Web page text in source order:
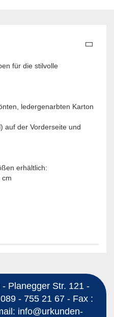
für die stilvolle
ledergenarbten Karton
auf der Vorderseite und
erhältlich:
cm
Planegger Str. 121 -
- 755 21 67 - Fax :
info@urkunden-